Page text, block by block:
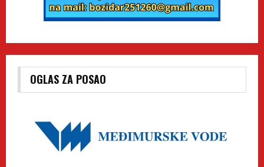
OGLAS ZA POSAO